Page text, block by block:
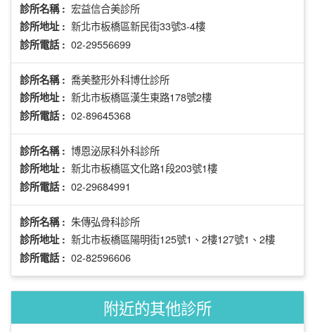
診所名稱 : 宏益信合美診所
診所地址 : 新北市板橋區新民街33號3-4樓
診所電話 : 02-29556699
診所名稱 : 喬美整形外科博仕診所
診所地址 : 新北市板橋區漢生東路178號2樓
診所電話 : 02-89645368
診所名稱 : 博恩泌尿科外科診所
診所地址 : 新北市板橋區文化路1段203號1樓
診所電話 : 02-29684991
診所名稱 : 朱傳弘骨科診所
診所地址 : 新北市板橋區陽明街125號1、2樓127號1、2樓
診所電話 : 02-82596606
附近的其他診所